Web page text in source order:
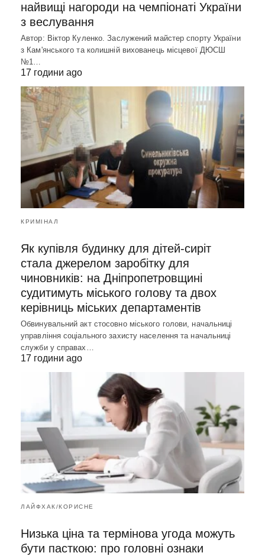
найвищі нагороди на чемпіонаті України
з веслування
Автор: Віктор Куленко. Заслужений майстер спорту України
з Кам'янського та колишній вихованець місцевої ДЮСШ
№1…
17 години ago
КРИМІНАЛ
Як купівля будинку для дітей-сиріт
стала джерелом заробітку для
чиновників: на Дніпропетровщині
судитимуть міського голову та двох
керівниць міських департаментів
Обвинувальний акт стосовно міського голови, начальниці
управління соціального захисту населення та начальниці
служби у справах…
17 години ago
ЛАЙФХАК/КОРИСНЕ
Низька ціна та термінова угода можуть
бути пасткою: про головні ознаки